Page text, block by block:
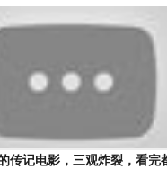
传记电影，三观炸裂，看